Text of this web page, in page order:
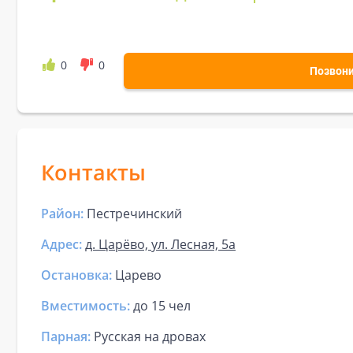
0 0
Контакты
Район: Пестречинский
Адрес:д. Царёво, ул. Лесная, 5а
Остановка: Царево
Вместимость:до 15 чел
Парная: Русская на дровах